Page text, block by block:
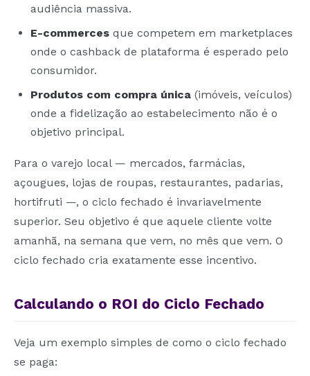
audiência massiva.
E-commerces que competem em marketplaces
onde o cashback de plataforma é esperado pelo
consumidor.
Produtos com compra única (imóveis, veículos)
onde a fidelização ao estabelecimento não é o
objetivo principal.
Para o varejo local — mercados, farmácias,
açougues, lojas de roupas, restaurantes, padarias,
hortifruti —, o ciclo fechado é invariavelmente
superior. Seu objetivo é que aquele cliente volte
amanhã, na semana que vem, no mês que vem. O
ciclo fechado cria exatamente esse incentivo.
Calculando o ROI do Ciclo Fechado
Veja um exemplo simples de como o ciclo fechado
se paga: